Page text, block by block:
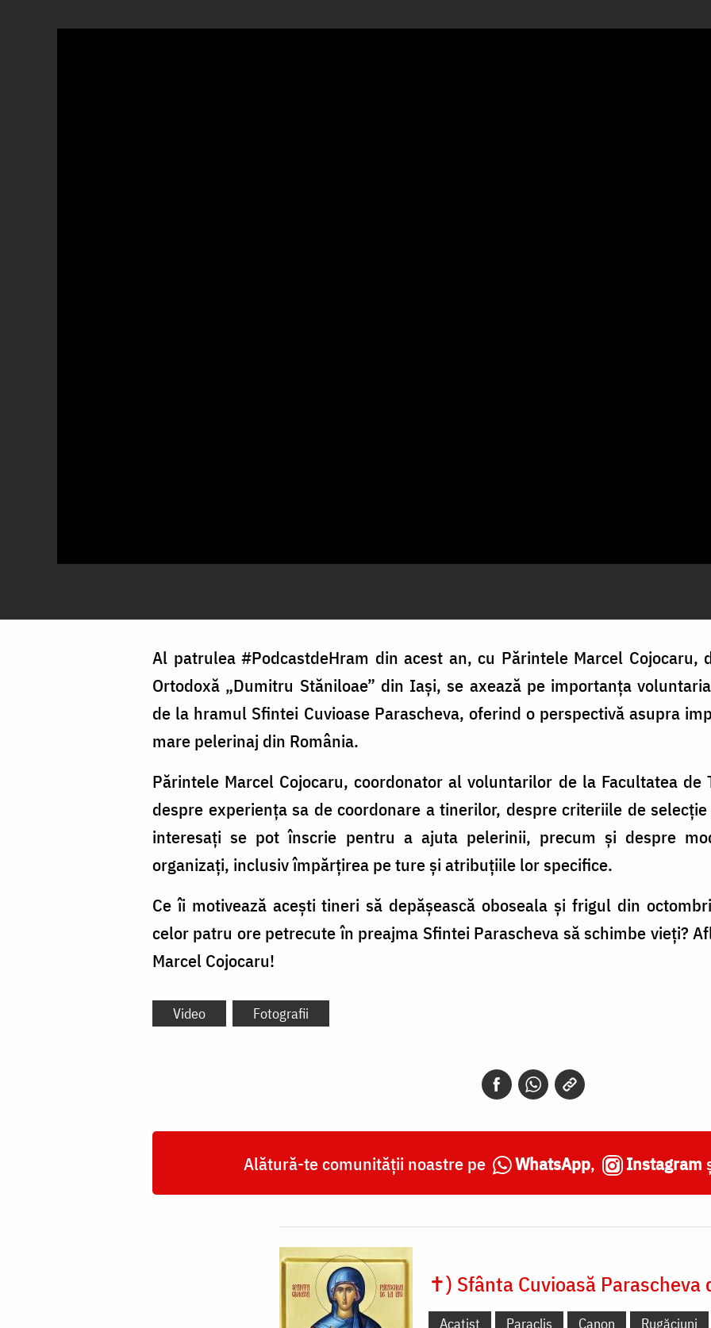
Al patrulea #PodcastdeHram din acest an, cu Părintele Marcel Cojocaru,
Ortodoxă „Dumitru Stăniloae” din Iaşi, se axează pe importanța
de la hramul Sfintei Cuvioase Parascheva, oferind o perspectivă asupra
mare pelerinaj din România.
Părintele Marcel Cojocaru, coordonator al voluntarilor de la Facultatea de
despre experiența sa de coordonare a tinerilor, despre criteriile de
interesați se pot înscrie pentru a ajuta pelerinii, precum și despre
organizați, inclusiv împărțirea pe ture și atribuțiile lor specifice.
Ce îi motivează acești tineri să depășească oboseala și frigul din
celor patru ore petrecute în preajma Sfintei Parascheva să schimbe vieți?
Marcel Cojocaru!
Video Fotografii
Alătură-te comunității noastre pe WhatsApp, Instagram
✝) Sfânta Cuvioasă Parascheva
Acatist Paraclis Canon Rugăciuni